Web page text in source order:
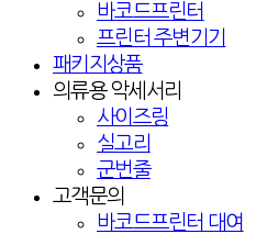
바코드프린터
프린터 주변기기
패키지상품
의류용 악세서리
사이즈링
실고리
군번줄
고객문의
바코드프린터 대여